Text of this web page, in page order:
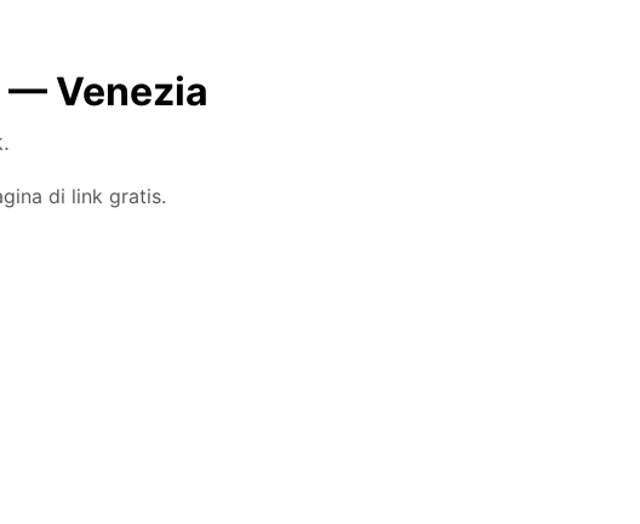
— Venezia
di link gratis.